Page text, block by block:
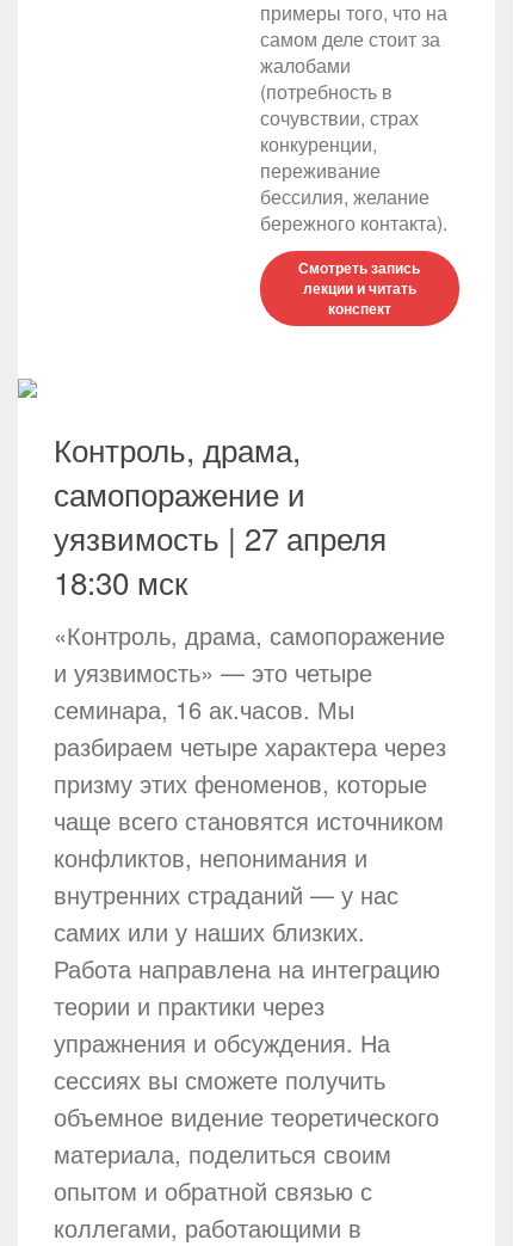
примеры того, что на
самом деле стоит за
жалобами
(потребность в
сочувствии, страх
конкуренции,
переживание
бессилия, желание
бережного контакта).
Смотреть запись
лекции и читать
конспект
Контроль, драма,
самопоражение и
уязвимость | 27 апреля
18:30 мск
«Контроль, драма, самопоражение
и уязвимость» — это четыре
семинара, 16 ак.часов. Мы
разбираем четыре характера через
призму этих феноменов, которые
чаще всего становятся источником
конфликтов, непонимания и
внутренних страданий — у нас
самих или у наших близких.
Работа направлена на интеграцию
теории и практики через
упражнения и обсуждения. На
сессиях вы сможете получить
объемное видение теоретического
материала, поделиться своим
опытом и обратной связью с
коллегами, работающими в